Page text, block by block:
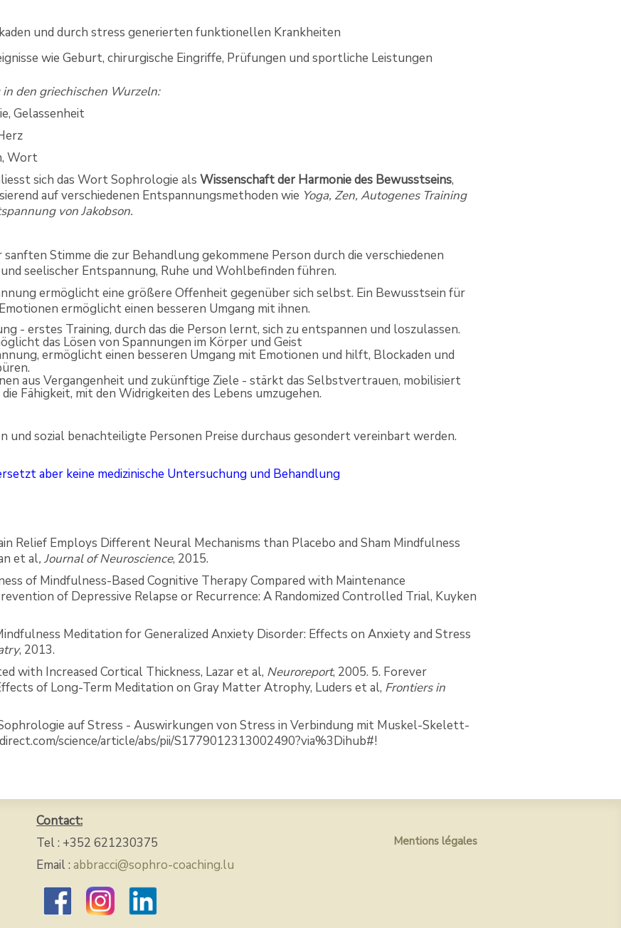
und durch stress generierten funktionellen Krankheiten
wie Geburt, chirurgische Eingriffe, Prüfungen und sportliche Leistungen
den griechischen Wurzeln:
Gelassenheit
Wort
sich das Wort Sophrologie als Wissenschaft der Harmonie des Bewusstseins,
auf verschiedenen Entspannungsmethoden wie Yoga, Zen, Autogenes Training
von Jakobson.
Stimme die zur Behandlung gekommene Person durch die verschiedenen
seelischer Entspannung, Ruhe und Wohlbefinden führen.
ermöglicht eine größere Offenheit gegenüber sich selbst. Ein Bewusstsein für
ermöglicht einen besseren Umgang mit ihnen.
- erstes Training, durch das die Person lernt, sich zu entspannen und loszulassen.
das Lösen von Spannungen im Körper und Geist
ermöglicht einen besseren Umgang mit Emotionen und hilft, Blockaden und
aus Vergangenheit und zukünftige Ziele - stärkt das Selbstvertrauen, mobilisiert
Fähigkeit, mit den Widrigkeiten des Lebens umzugehen.
sozial benachteiligte Personen Preise durchaus gesondert vereinbart werden.
aber keine medizinische Untersuchung und Behandlung
Relief Employs Different Neural Mechanisms than Placebo and Sham Mindfulness
et al, Journal of Neuroscience, 2015.
of Mindfulness-Based Cognitive Therapy Compared with Maintenance
of Depressive Relapse or Recurrence: A Randomized Controlled Trial, Kuyken
Meditation for Generalized Anxiety Disorder: Effects on Anxiety and Stress
, 2013.
with Increased Cortical Thickness, Lazar et al, Neuroreport, 2005. 5. Forever
of Long-Term Meditation on Gray Matter Atrophy, Luders et al, Frontiers in
auf Stress - Auswirkungen von Stress in Verbindung mit Muskel-Skelett-
science/article/abs/pii/S1779012313002490?via%3Dihub#!
Contact:
Tel : +352 621230375
Email : abbracci@sophro-coaching.lu
Mentions légales